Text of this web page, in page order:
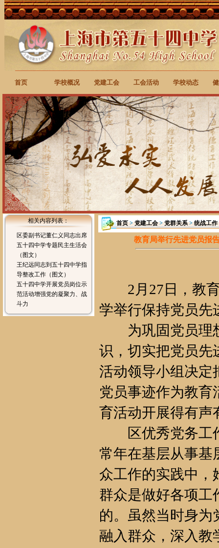
首页 学校概况 党建工会 工会活动 学校动态
相关内容列表：
区委副书记董仁义同志出席
五十四中学专题民主生活会
（图文）
王纪远同志到五十四中学指
导整改工作（图文）
五十四中学开展党员岗位示
范活动增强党的凝聚力、战
斗力
首页>党建工会>党群关系>统战工作
教育局举行先进党员报
2月27日，教育
学举行保持党员先
为巩固党员理想
识，切实把党员先
活动领导小组决定
党员事迹作为教育
育活动开展得有声
区优秀党务工作
常年在基层从事基
众工作的实践中，
群众是做好各项工
的。虽然当时身为
融入群众，深入教